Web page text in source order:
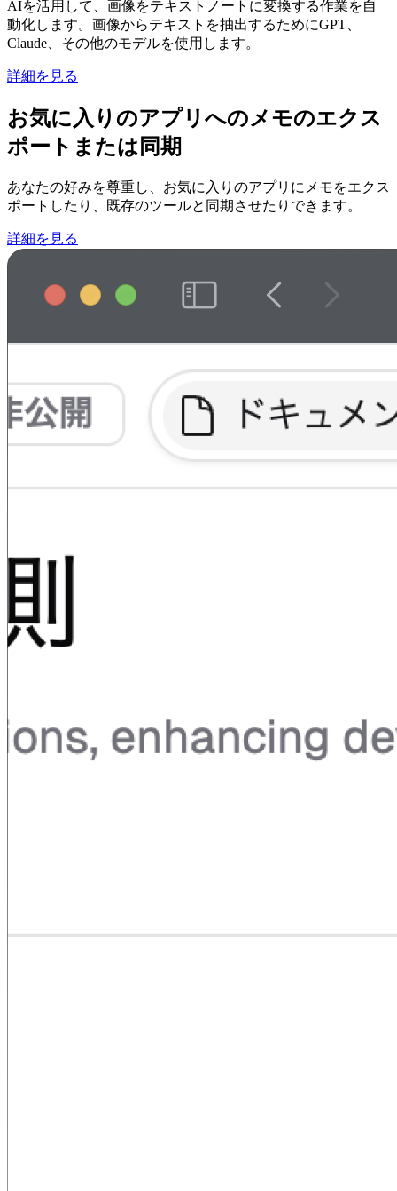
AIを活用して、画像をテキストノートに変換する作業を自
動化します。画像からテキストを抽出するためにGPT、
Claude、その他のモデルを使用します。
詳細を見る
お気に入りのアプリへのメモのエクス
ポートまたは同期
あなたの好みを尊重し、お気に入りのアプリにメモをエクス
ポートしたり、既存のツールと同期させたりできます。
詳細を見る